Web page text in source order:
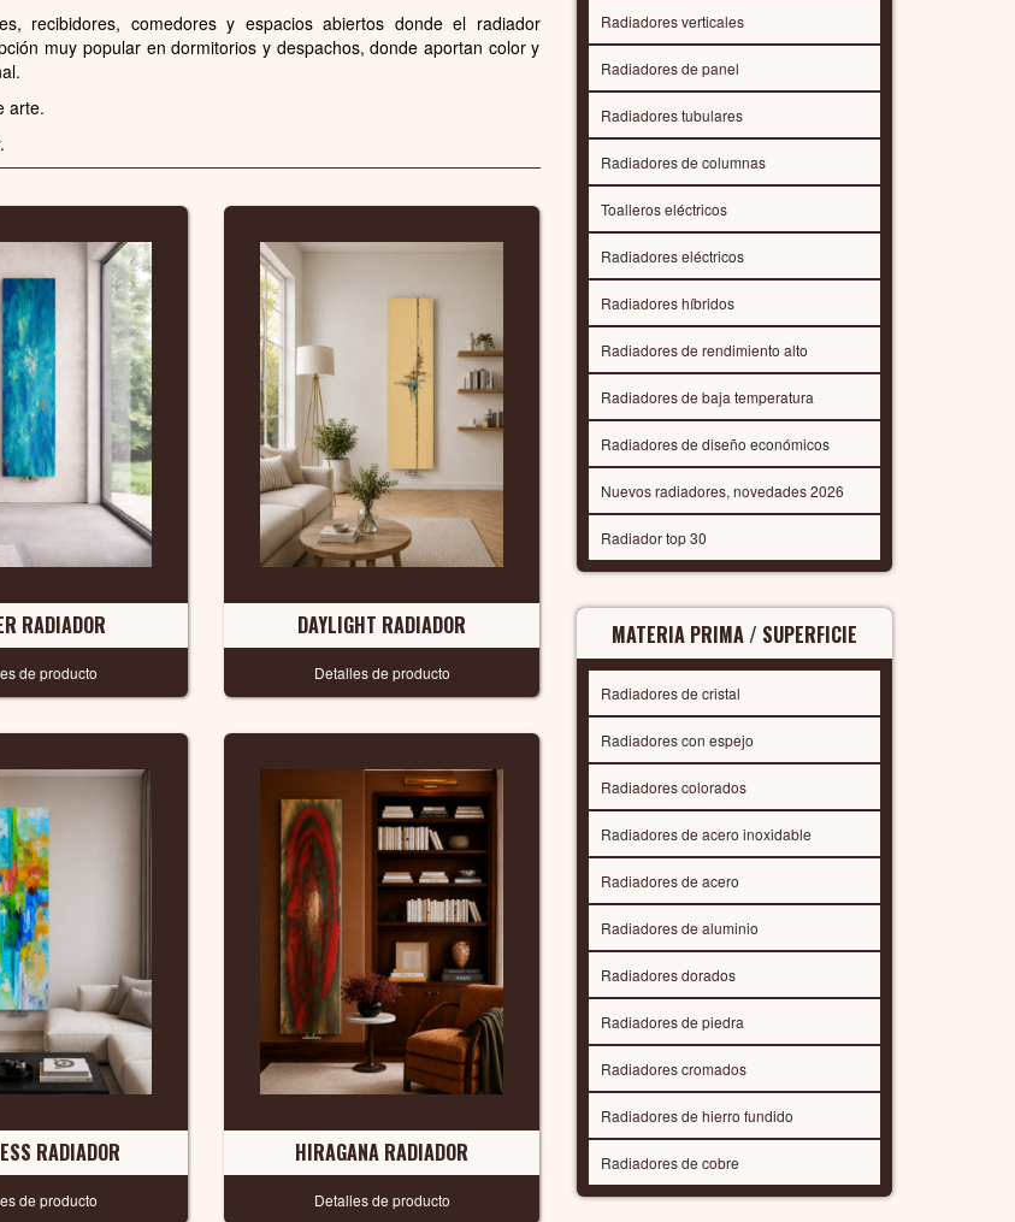
recibidores, comedores y espacios abiertos donde el radiador
muy popular en dormitorios y despachos, donde aportan color y
arte.
RADIADOR
de producto
DAYLIGHT RADIADOR
Detalles de producto
RADIADOR
de producto
HIRAGANA RADIADOR
Detalles de producto
Radiadores verticales
Radiadores de panel
Radiadores tubulares
Radiadores de columnas
Toalleros eléctricos
Radiadores eléctricos
Radiadores híbridos
Radiadores de rendimiento alto
Radiadores de baja temperatura
Radiadores de diseño económicos
Nuevos radiadores, novedades 2026
Radiador top 30
MATERIA PRIMA / SUPERFICIE
Radiadores de cristal
Radiadores con espejo
Radiadores colorados
Radiadores de acero inoxidable
Radiadores de acero
Radiadores de aluminio
Radiadores dorados
Radiadores de piedra
Radiadores cromados
Radiadores de hierro fundido
Radiadores de cobre